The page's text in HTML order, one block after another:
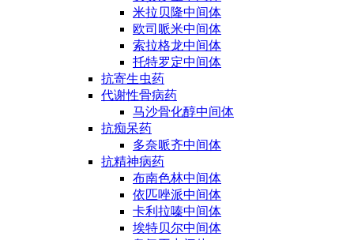
米拉贝隆中间体
欧司哌米中间体
索拉格龙中间体
托特罗定中间体
抗寄生虫药
代谢性骨病药
马沙骨化醇中间体
抗痴呆药
多奈哌齐中间体
抗精神病药
布南色林中间体
依匹唑派中间体
卡利拉嗪中间体
埃特贝尔中间体